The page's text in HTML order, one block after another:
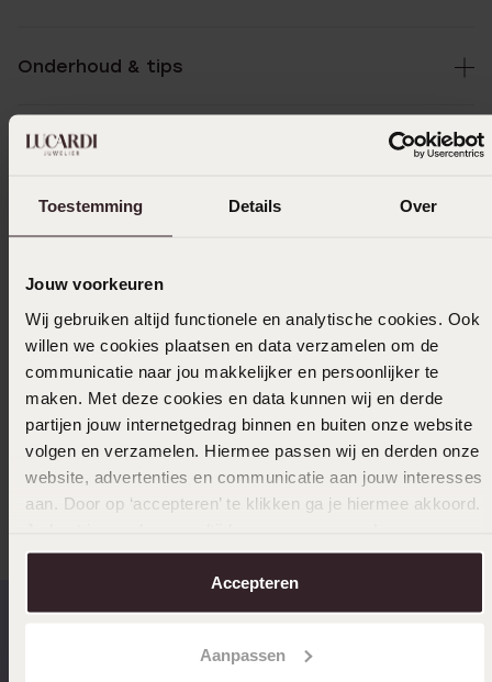
Toestemming Details Over
Jouw voorkeuren
Wij gebruiken altijd functionele en analytische cookies. Ook
willen we cookies plaatsen en data verzamelen om de
communicatie naar jou makkelijker en persoonlijker te
maken. Met deze cookies en data kunnen wij en derde
partijen jouw internetgedrag binnen en buiten onze website
volgen en verzamelen. Hiermee passen wij en derden onze
website, advertenties en communicatie aan jouw interesses
aan. Door op ‘accepteren’ te klikken ga je hiermee akkoord.
over in onscookiebeleid.
Accepteren
Aanpassen
Onderhoud & tips
Specificaties
Levering & retourneren
Selecteer maat & bestel
Ook leuk voor jou
Anderen kochten ook
Op werkdagen voor 17.00
14 dagen gratis